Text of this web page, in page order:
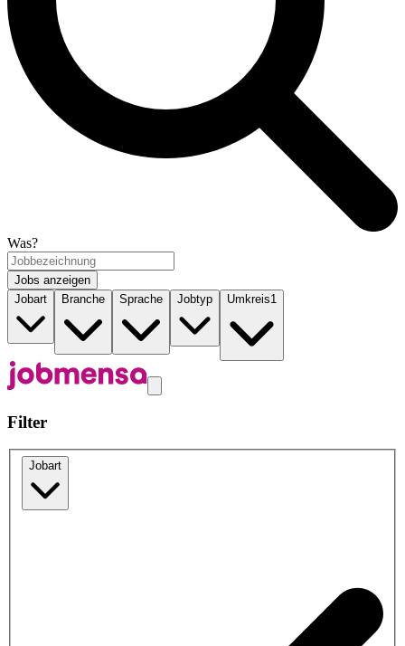
Was?
Jobs anzeigen
Jobart
Branche Sprache Jobtyp Umkreis1
Filter
Jobart